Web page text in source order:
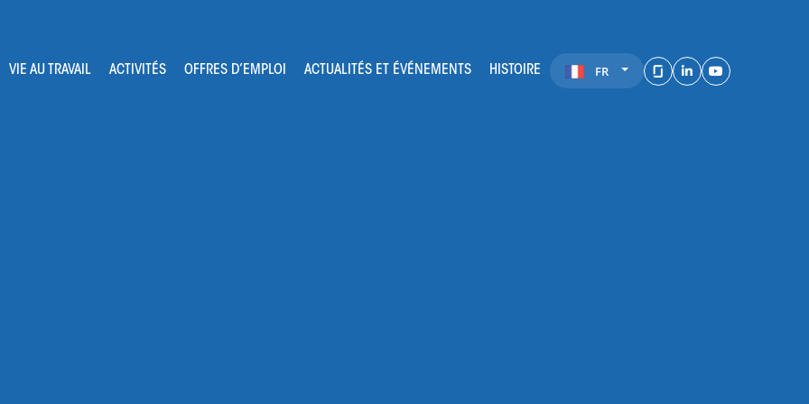
Navigation
VIE AU TRAVAIL ACTIVITÉS OFFRES D’EMPLOI ACTUALITÉS ET ÉVÉNEMENTS HISTOIRE FR Glassdoor
LinkedInYoutube